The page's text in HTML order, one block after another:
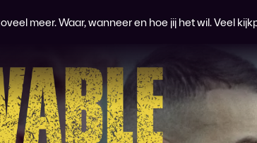
meer. Waar, wanneer en hoe jij het wil. Veel